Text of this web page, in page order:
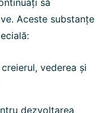
să
Aceste substanțe
vederea și
dezvoltarea